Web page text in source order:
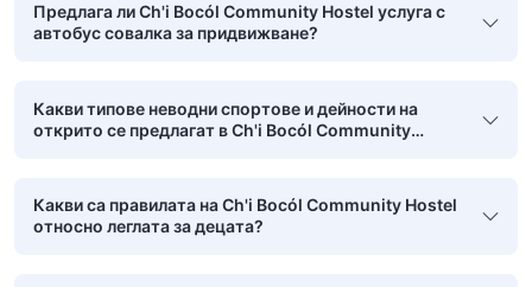
Предлага ли Ch'i Bocól Community Hostel услуга с
автобус совалка за придвижване?
Какви типове неводни спортове и дейности на
открито се предлагат в Ch'i Bocól Community
Какви са правилата на Ch'i Bocól Community Hostel
относно леглата за децата?